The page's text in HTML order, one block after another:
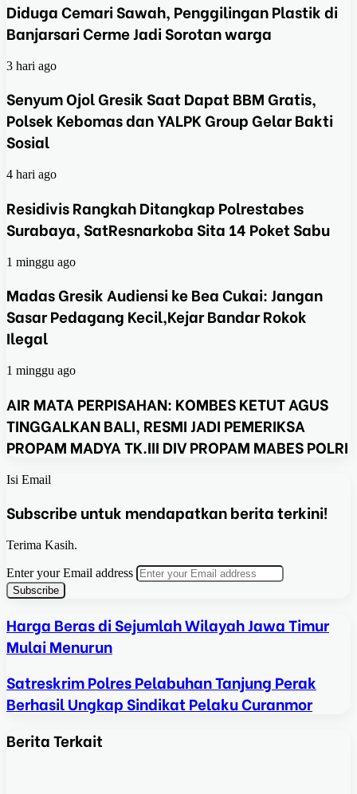
Diduga Cemari Sawah, Penggilingan Plastik di
Banjarsari Cerme Jadi Sorotan warga
3 hari ago
Senyum Ojol Gresik Saat Dapat BBM Gratis,
Polsek Kebomas dan YALPK Group Gelar Bakti
Sosial
4 hari ago
Residivis Rangkah Ditangkap Polrestabes
Surabaya, SatResnarkoba Sita 14 Poket Sabu
1 minggu ago
Madas Gresik Audiensi ke Bea Cukai: Jangan
Sasar Pedagang Kecil,Kejar Bandar Rokok
Ilegal
1 minggu ago
AIR MATA PERPISAHAN: KOMBES KETUT AGUS
TINGGALKAN BALI, RESMI JADI PEMERIKSA
PROPAM MADYA TK.III DIV PROPAM MABES POLRI
Isi Email
Subscribe untuk mendapatkan berita terkini!
Terima Kasih.
Enter your Email address
Harga Beras di Sejumlah Wilayah Jawa Timur
Mulai Menurun
Satreskrim Polres Pelabuhan Tanjung Perak
Berhasil Ungkap Sindikat Pelaku Curanmor
Berita Terkait